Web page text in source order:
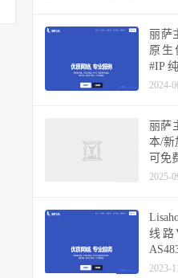
丽萨
原生
#IP
2024-
丽萨
本/新
可免
2025-
线路
IP，
2023-